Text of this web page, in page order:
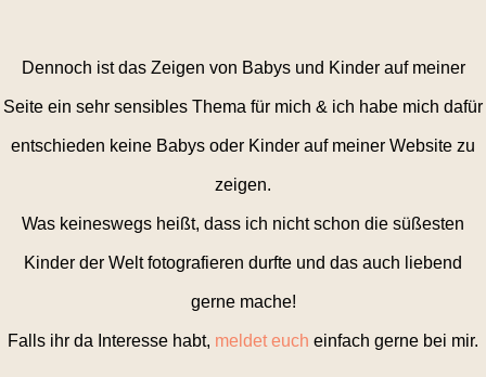
Dennoch ist das Zeigen von Babys und Kinder auf meiner
Seite ein sehr sensibles Thema für mich & ich habe mich dafür
entschieden keine Babys oder Kinder auf meiner Website zu
zeigen.
Was keineswegs heißt, dass ich nicht schon die süßesten
Kinder der Welt fotografieren durfte und das auch liebend
gerne mache!
Falls ihr da Interesse habt, meldet euch einfach gerne bei mir.